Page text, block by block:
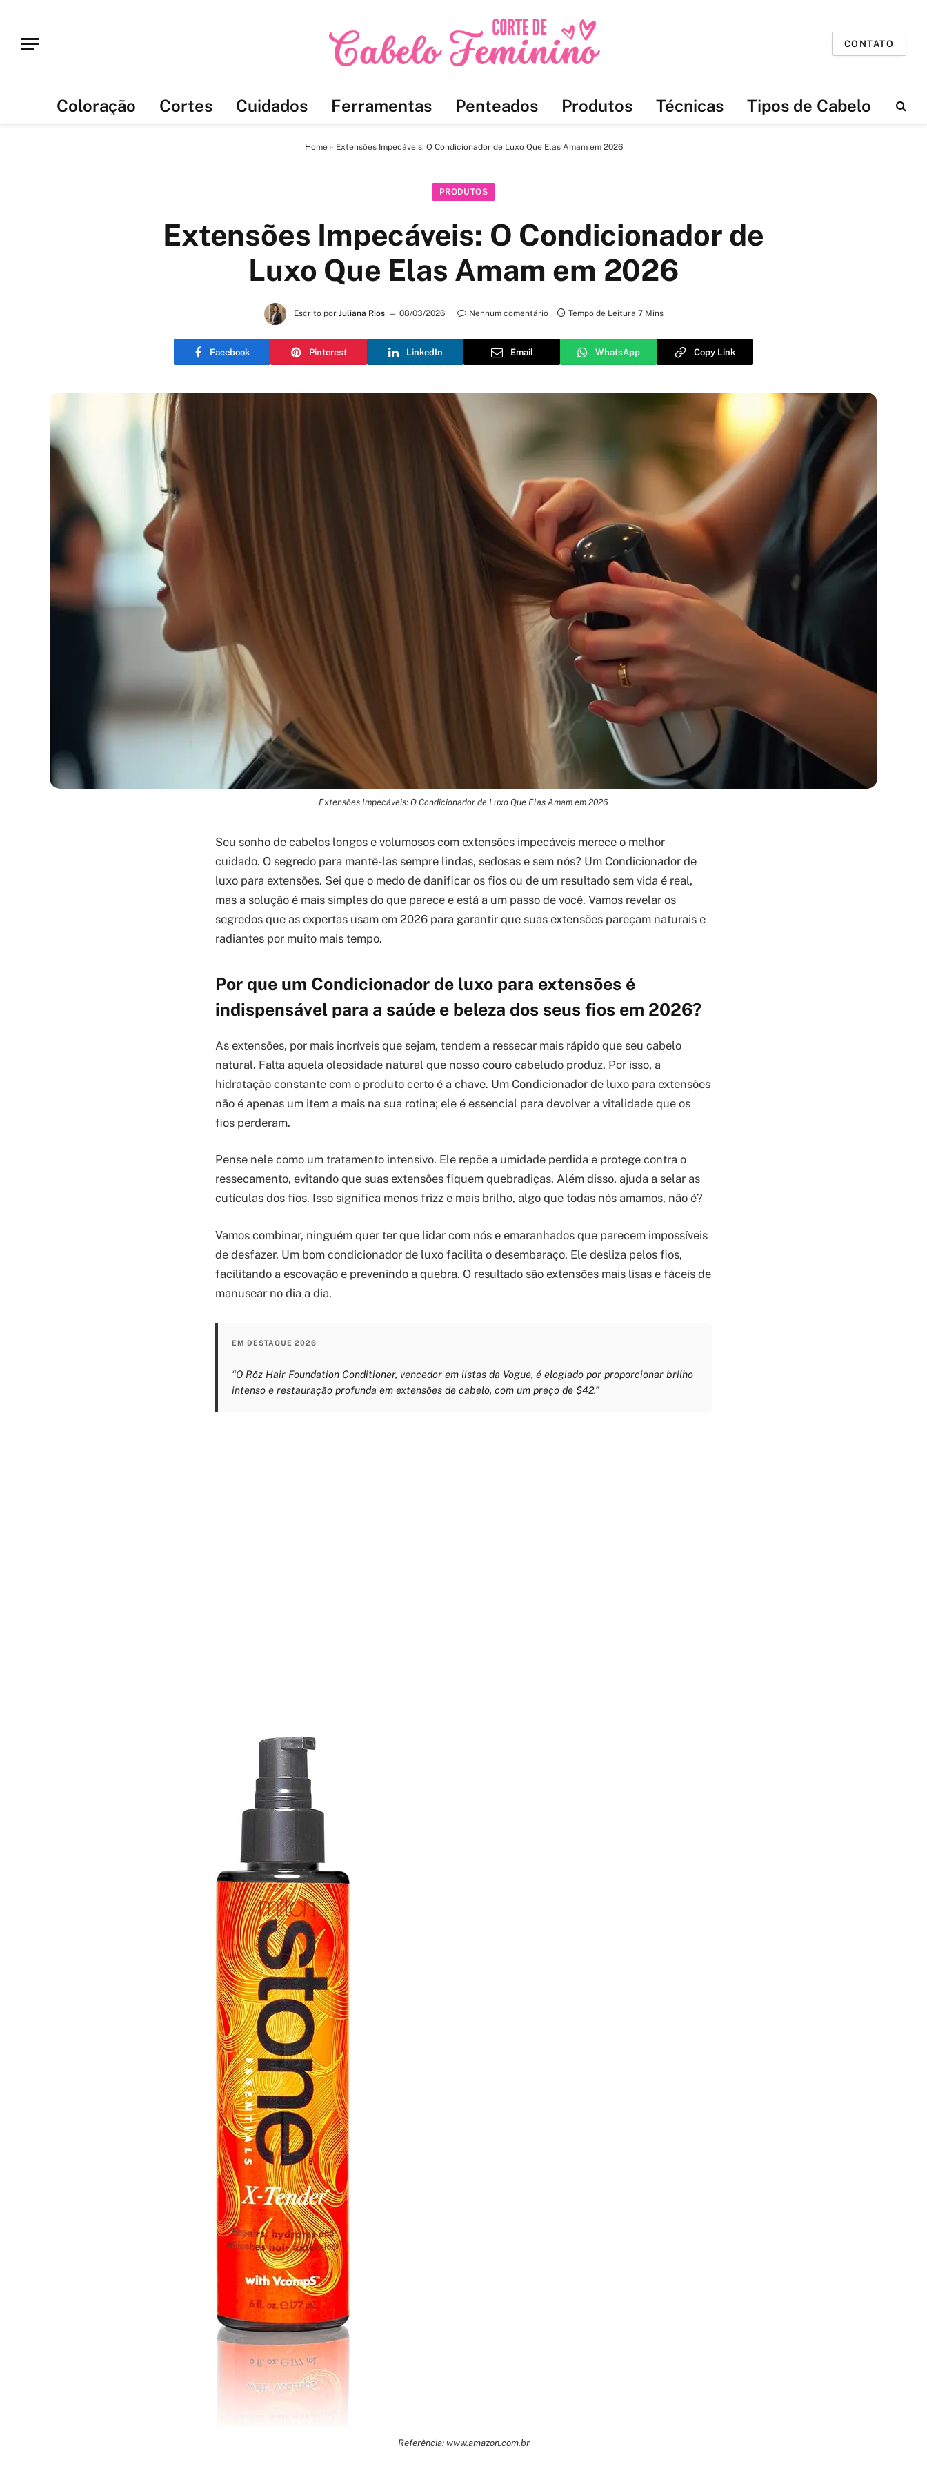
CONTATO
Coloração Cortes Cuidados Ferramentas Penteados Produtos Técnicas Tipos de Cabelo
Home» Extensões Impecáveis: O Condicionador de Luxo Que Elas Amam em 2026
PRODUTOS
Extensões Impecáveis: O Condicionador de
Luxo Que Elas Amam em 2026
Escrito por Juliana Rios 08/03/2026 Nenhum comentário Tempo de Leitura 7 Mins
Facebook Pinterest LinkedIn Email WhatsApp Copy Link
Extensões Impecáveis: O Condicionador de Luxo Que Elas Amam em 2026
Seu sonho de cabelos longos e volumosos com extensões impecáveis merece o melhor
cuidado. O segredo para mantê-las sempre lindas, sedosas e sem nós? Um Condicionador de
luxo para extensões. Sei que o medo de danificar os fios ou de um resultado sem vida é real,
mas a solução é mais simples do que parece e está a um passo de você. Vamos revelar os
segredos que as expertas usam em 2026 para garantir que suas extensões pareçam naturais e
radiantes por muito mais tempo.
Por que um Condicionador de luxo para extensões é
indispensável para a saúde e beleza dos seus fios em 2026?
As extensões, por mais incríveis que sejam, tendem a ressecar mais rápido que seu cabelo
natural. Falta aquela oleosidade natural que nosso couro cabeludo produz. Por isso, a
hidratação constante com o produto certo é a chave. Um Condicionador de luxo para extensões
não é apenas um item a mais na sua rotina; ele é essencial para devolver a vitalidade que os
fios perderam.
Pense nele como um tratamento intensivo. Ele repõe a umidade perdida e protege contra o
ressecamento, evitando que suas extensões fiquem quebradiças. Além disso, ajuda a selar as
cutículas dos fios. Isso significa menos frizz e mais brilho, algo que todas nós amamos, não é?
Vamos combinar, ninguém quer ter que lidar com nós e emaranhados que parecem impossíveis
de desfazer. Um bom condicionador de luxo facilita o desembaraço. Ele desliza pelos fios,
facilitando a escovação e prevenindo a quebra. O resultado são extensões mais lisas e fáceis de
manusear no dia a dia.
EM DESTAQUE 2026
“O Rōz Hair Foundation Conditioner, vencedor em listas da Vogue, é elogiado por proporcionar brilho
intenso e restauração profunda em extensões de cabelo, com um preço de $42.”
Referência: www.amazon.com.br